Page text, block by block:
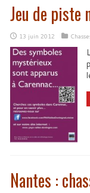
Jeu de piste
13 juin 2012
Nantes :